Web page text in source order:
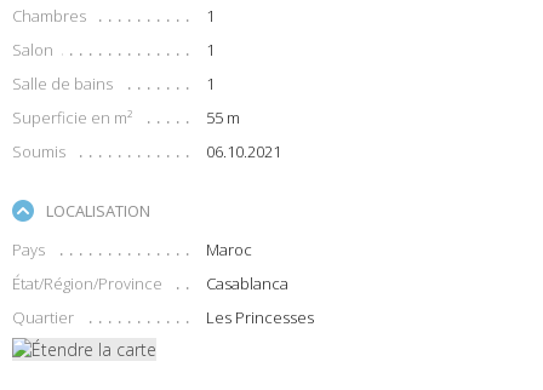
Chambres
1
Salon
1
Salle de bains
1
Superficie en m²
55 m
Soumis
06.10.2021
LOCALISATION
Pays
Maroc
État/Région/Province
Casablanca
Quartier
Les Princesses